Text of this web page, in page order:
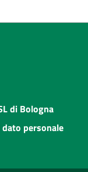
di Bologna
personale